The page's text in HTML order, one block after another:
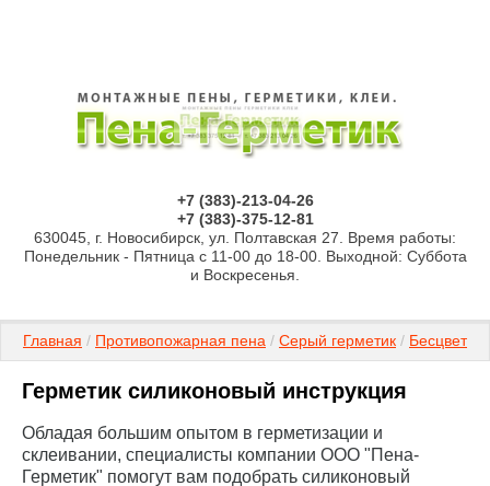
+7 (383)-213-04-26
+7 (383)-375-12-81
630045, г. Новосибирск, ул. Полтавская 27. Время работы:
Понедельник - Пятница с 11-00 до 18-00. Выходной: Суббота
и Воскресенья.
Главная / Противопожарная пена / Серый герметик /
Герметик силиконовый инструкция
Обладая большим опытом в герметизации и
склеивании, специалисты компании ООО "Пена-
Герметик" помогут вам подобрать силиконовый